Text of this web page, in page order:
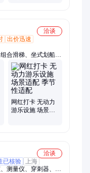
洽谈
出价迅速
合滑梯、坐式划船
设施、游乐设备、幼
健身器材、不锈钢滑
s型滑梯、无动力乐
田园综合体、塑料儿
网红打卡 无动力
游乐设施 场景适
洽谈
已核验
上海
测量仪、穿刺器、测